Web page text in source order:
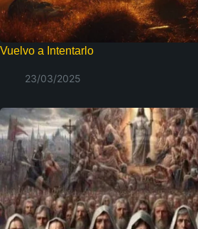
Vuelvo a Intentarlo
23/03/2025